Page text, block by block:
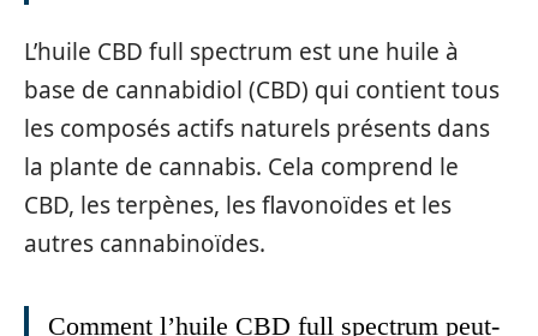
L’huile CBD full spectrum est une huile à
base de cannabidiol (CBD) qui contient tous
les composés actifs naturels présents dans
la plante de cannabis. Cela comprend le
CBD, les terpènes, les flavonoïdes et les
autres cannabinoïdes.
Comment l’huile CBD full spectrum peut-